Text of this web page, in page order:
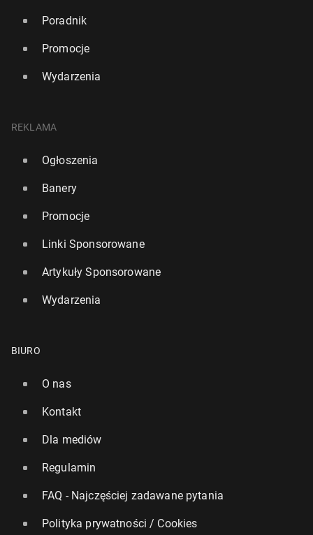
Poradnik
Promocje
Wydarzenia
REKLAMA
Ogłoszenia
Banery
Promocje
Linki Sponsorowane
Artykuły Sponsorowane
Wydarzenia
BIURO
O nas
Kontakt
Dla mediów
Regulamin
FAQ - Najczęściej zadawane pytania
Polityka prywatności / Cookies